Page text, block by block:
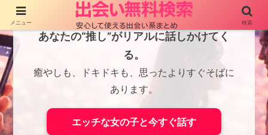
あなたの“推し”がリアルに話しかけてく
る。
癒やしも、ドキドキも、思ったよりすぐそばに
あります。
エッチな女の子と今すぐ話す
メニュー 検索